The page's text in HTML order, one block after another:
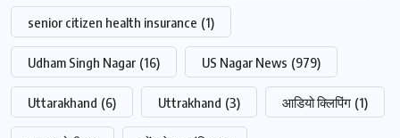
senior citizen health insurance (1)
Udham Singh Nagar (16) US Nagar News (979)
Uttarakhand (6) Uttrakhand (3) आडियो क्लिपिंग (1)